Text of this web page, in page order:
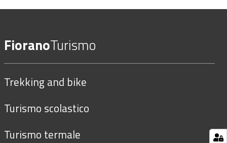
FioranoTurismo
Trekking and bike
Turismo scolastico
Turismo termale